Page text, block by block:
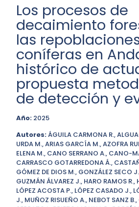
Los procesos de
decaimiento
las
coníferas en
histórico de
propuesta
de detección y
Año: 2025
Autores:ÁGUILA CARMONA R.,
URDA M., ARIAS GARCÍA M., AZOFRA
ELENA M., CANO SERRANO A., CANO-
CARRASCO GOTARREDONA Á.,
GÓMEZ DE DIOS M., GONZÁLEZ SECO
GUZMÁN ÁLVAREZ J., HARO RAMOS R.,
LÓPEZ ACOSTA P., LÓPEZ CASADO J.,
J., MUÑOZ RISUEÑO A., NEBOT SANZ